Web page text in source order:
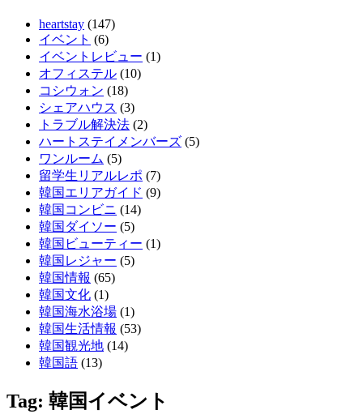
heartstay (147)
イベント (6)
イベントレビュー (1)
オフィステル (10)
コシウォン (18)
シェアハウス (3)
トラブル解決法 (2)
ハートステイメンバーズ (5)
ワンルーム (5)
留学生リアルレポ (7)
韓国エリアガイド (9)
韓国コンビニ (14)
韓国ダイソー (5)
韓国ビューティー (1)
韓国レジャー (5)
韓国情報 (65)
韓国文化 (1)
韓国海水浴場 (1)
韓国生活情報 (53)
韓国観光地 (14)
韓国語 (13)
Tag: 韓国イベント